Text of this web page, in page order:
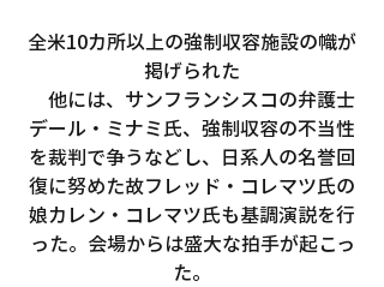
全米10カ所以上の強制収容施設の幟が
掲げられた
他には、サンフランシスコの弁護士
デール・ミナミ氏、強制収容の不当性
を裁判で争うなどし、日系人の名誉回
復に努めた故フレッド・コレマツ氏の
娘カレン・コレマツ氏も基調演説を行
った。会場からは盛大な拍手が起こっ
た。